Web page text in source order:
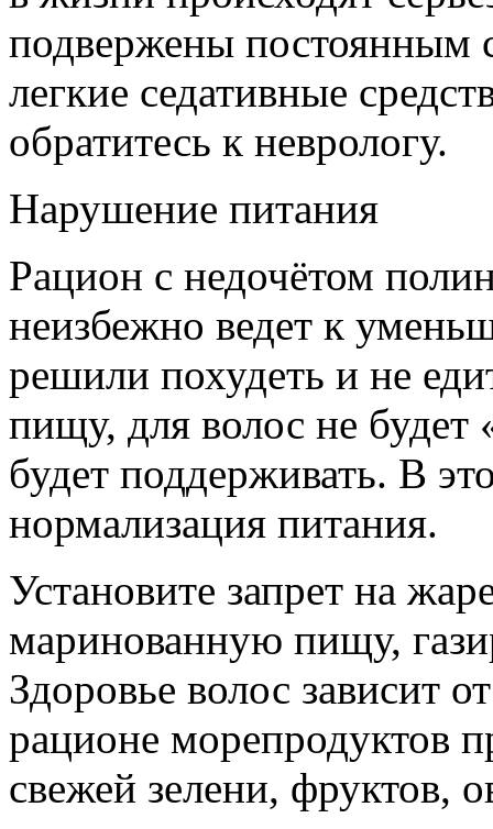
подвержены постоянным
легкие седативные
обратитесь к неврологу.
Нарушение питания
Рацион с недочётом
неизбежно ведет к
решили похудеть и не
пищу, для волос не будет
будет поддерживать. В
нормализация питания.
Установите запрет на
маринованную пищу,
Здоровье волос зависит
рационе морепродуктов
свежей зелени, фруктов,